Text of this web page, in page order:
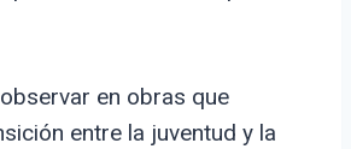
en obras que
entre la juventud y la